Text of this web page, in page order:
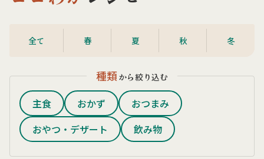
全て 春 夏 秋 冬
種類 から絞り込む
主食 おかず
おつまみ
おやつ・デザート
飲み物